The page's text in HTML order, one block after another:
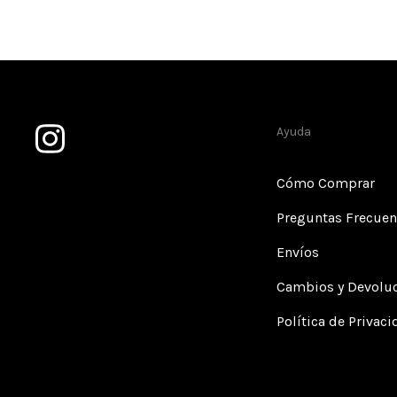
Ayuda
Cómo Comprar
Preguntas
Envíos
Cambios y
Política de